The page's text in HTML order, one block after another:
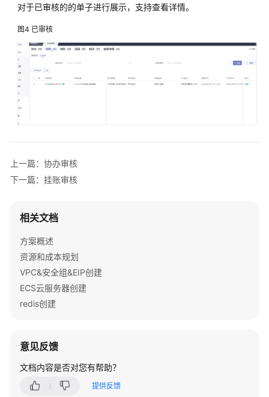
验
统
理
统
置
一
审
核
对于已审核的的单子进行展示，支持查看详情。
图4 已审核
上一篇：协办审核
下一篇：挂账审核
相关文档
方案概述
资源和成本规划
VPC&安全组&EIP创建
ECS云服务器创建
redis创建
意见反馈
文档内容是否对您有帮助？
提供反馈